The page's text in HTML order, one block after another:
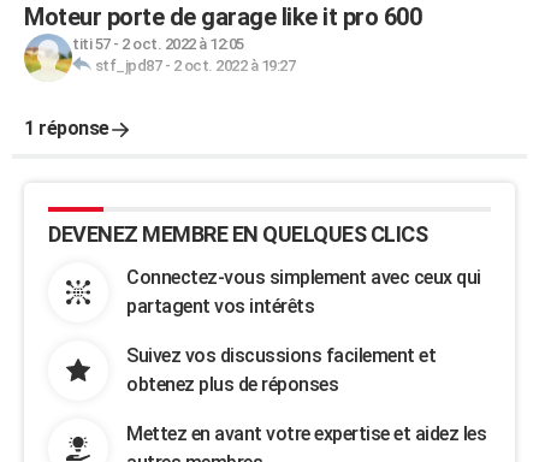
Moteur porte de garage like it pro 600
titi 57- 2 oct. 2022 à 12:05
stf_jpd87- 2 oct. 2022 à 19:27
1 réponse
DEVENEZ MEMBRE EN QUELQUES CLICS
Connectez-vous simplement avec ceux qui
partagent vos intérêts
Suivez vos discussions facilement et
obtenez plus de réponses
Mettez en avant votre expertise et aidez les